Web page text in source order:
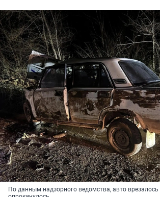
По данным надзорного ведомства, авто врезалось